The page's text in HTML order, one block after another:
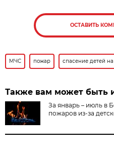
ОСТАВИТЬ
МЧС пожар спасение детей
Также вам может быть
За январь – июль в
пожаров из-за